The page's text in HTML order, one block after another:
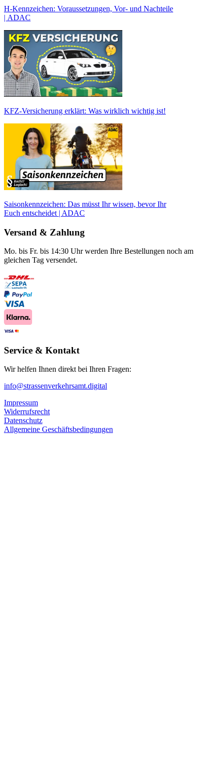
H-Kennzeichen: Voraussetzungen, Vor- und Nachteile
| ADAC
KFZ-Versicherung erklärt: Was wirklich wichtig ist!
Saisonkennzeichen: Das müsst Ihr wissen, bevor Ihr
Euch entscheidet | ADAC
Versand & Zahlung
Mo. bis Fr. bis 14:30 Uhr werden Ihre Bestellungen noch am
gleichen Tag versendet.
Service & Kontakt
Wir helfen Ihnen direkt bei Ihren Fragen:
info@strassenverkehrsamt.digital
Impressum
Widerrufsrecht
Datenschutz
Allgemeine Geschäftsbedingungen